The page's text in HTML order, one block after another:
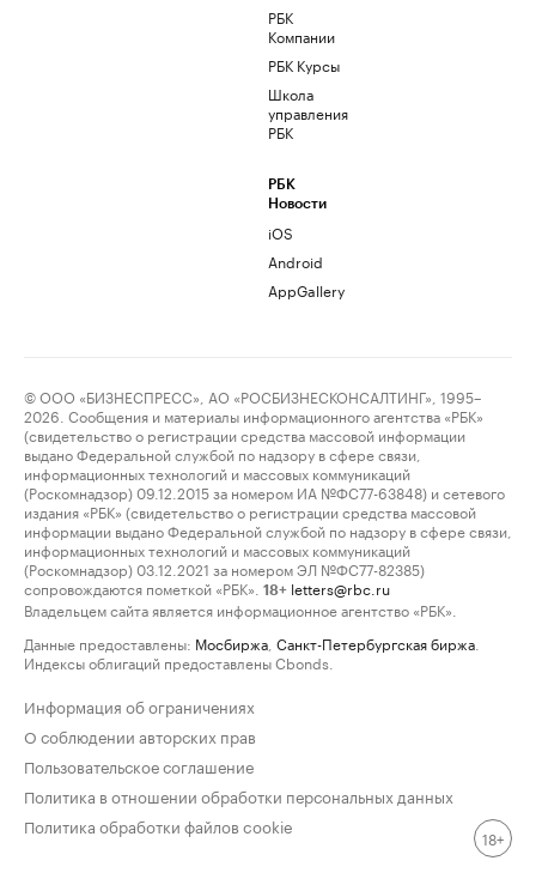
РБК
Компании
РБК Курсы
Школа
управления
РБК
РБК
Новости
iOS
Android
AppGallery
© ООО «БИЗНЕСПРЕСС», АО «РОСБИЗНЕСКОНСАЛТИНГ», 1995–
2026. Сообщения и материалы информационного агентства «РБК»
(свидетельство о регистрации средства массовой информации
выдано Федеральной службой по надзору в сфере связи,
информационных технологий и массовых коммуникаций
(Роскомнадзор) 09.12.2015 за номером ИА №ФС77-63848) и сетевого
издания «РБК» (свидетельство о регистрации средства массовой
информации выдано Федеральной службой по надзору в сфере связи,
информационных технологий и массовых коммуникаций
(Роскомнадзор) 03.12.2021 за номером ЭЛ №ФС77-82385)
сопровождаются пометкой «РБК».
18+ letters@rbc.ru
Владельцем сайта является информационное агентство «РБК».
Данные предоставлены: Мосбиржа Санкт-Петербургская биржа
Индексы облигаций предоставлены Cbonds.
Информация об ограничениях
О соблюдении авторских прав
Пользовательское соглашение
Политика в отношении обработки персональных данных
Политика обработки файлов cookie
18+